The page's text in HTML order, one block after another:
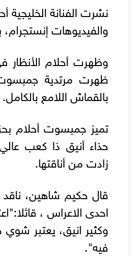
نشرت الفنانة
والفيديوهات إنستجرام،
وظهرت أحلام الأنظار
ظهرت مرتدية
بالقماش اللامع بالكامل.
تميز جمبسوت أحلام
حذاء أنيق ذا كعب
زادت من أناقتها.
قال حكيم شاهين،
احدى الاعراس ،
وكثير انيق، يعتبر شوي
فيه".